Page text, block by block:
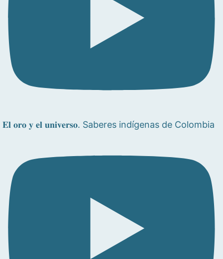
𝐄𝐥 𝐨𝐫𝐨 𝐲 𝐞𝐥 𝐮𝐧𝐢𝐯𝐞𝐫𝐬𝐨. Saberes indígenas de Colombia